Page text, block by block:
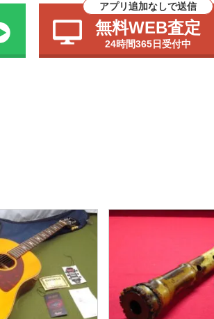
アプリ追加なしで送信
無料WEB査定
24時間365日受付中